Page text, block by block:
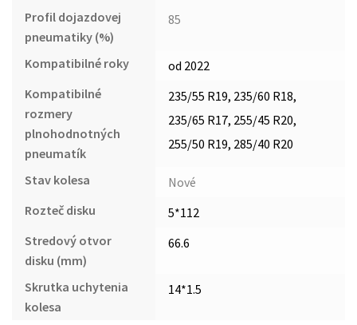
Profil dojazdovej
pneumatiky (%)
85
Kompatibilné roky
od 2022
Kompatibilné
rozmery
plnohodnotných
pneumatík
235/55 R19, 235/60 R18,
235/65 R17, 255/45 R20,
255/50 R19, 285/40 R20
Stav kolesa
Nové
Rozteč disku
5*112
Stredový otvor
disku (mm)
66.6
Skrutka uchytenia
kolesa
14*1.5